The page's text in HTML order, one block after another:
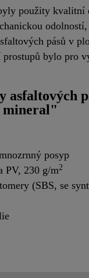
použity kvalitní
odolností,
pásů v
bylo pro
asfaltových
mineral"
posyp
PV, 230 g/m2
(SBS, se